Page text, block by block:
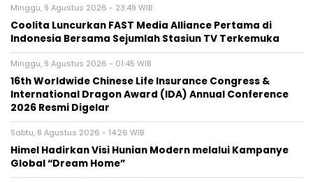
Minggu, 9 Agustus 2026 - 23:49 WIB
Coolita Luncurkan FAST Media Alliance Pertama di
Indonesia Bersama Sejumlah Stasiun TV Terkemuka
Minggu, 9 Agustus 2026 - 01:45 WIB
16th Worldwide Chinese Life Insurance Congress &
International Dragon Award (IDA) Annual Conference
2026 Resmi Digelar
Sabtu, 8 Agustus 2026 - 14:26 WIB
Himel Hadirkan Visi Hunian Modern melalui Kampanye
Global “Dream Home”